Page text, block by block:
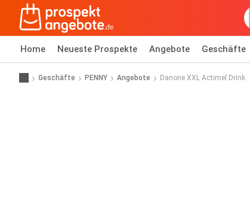
Home Neueste Prospekte Angebote Geschäfte
Geschäfte PENNY Angebote Danone XXL Actimel Drink